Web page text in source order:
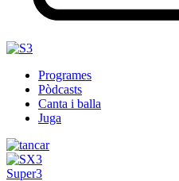
Programes
Pòdcasts
Canta i balla
Juga
Super3